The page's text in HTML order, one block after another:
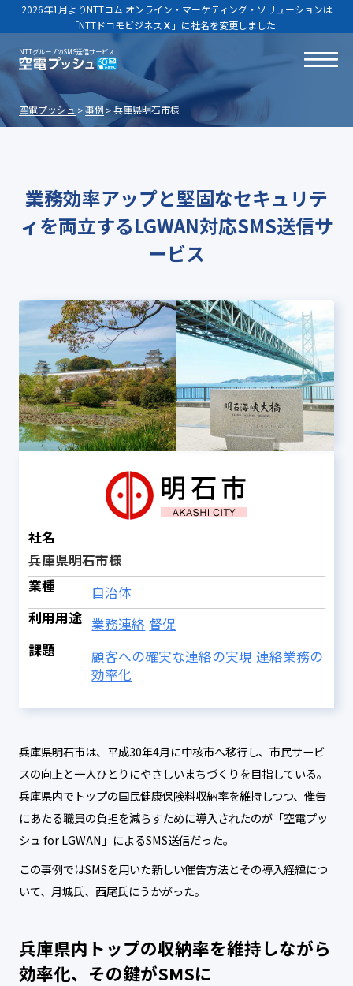
2026年1月よりNTTコム オンライン・マーケティング・ソリューションは
「NTTドコモビジネス Ｘ 」に社名を変更しました
NTTグループのSMS送信サービス
空電プッシュ 事例 兵庫県明石市様
業務効率アップと堅固なセキュリテ
ィを両立するLGWAN対応SMS送信サ
ービス
社名
兵庫県明石市様
業種
自治体
利用用途 業務連絡 督促
課題
顧客への確実な連絡の実現 連絡業務の
効率化
兵庫県明石市は、平成30年4月に中核市へ移行し、市民サービ
スの向上と一人ひとりにやさしいまちづくりを目指している。
兵庫県内でトップの国民健康保険料収納率を維持しつつ、催告
にあたる職員の負担を減らすために導入されたのが「空電プッ
シュ for LGWAN」によるSMS送信だった。
この事例ではSMSを用いた新しい催告方法とその導入経緯につ
いて、月城氏、西尾氏にうかがった。
兵庫県内トップの収納率を維持しながら
効率化、その鍵がSMSに